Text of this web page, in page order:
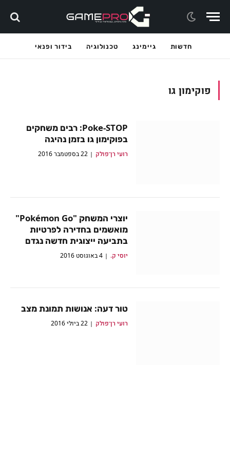
חדשות גיימינג טכנולוגיה בידור ופנאי
פוקימון גו
Poke-STOP: רבים משחקים
בפוקימון גו בזמן נהיגה
רועי רן־פולק 22 בספטמבר 2016
יוצרי המשחק "Pokémon Go"
מואשמים בחדירה לפרטיות
בתביעה ייצוגית חדשה נגדם
יוסי ק. 4 באוגוסט 2016
טור דעה: אנושות תמונת מצב
רועי רן־פולק 22 ביולי 2016